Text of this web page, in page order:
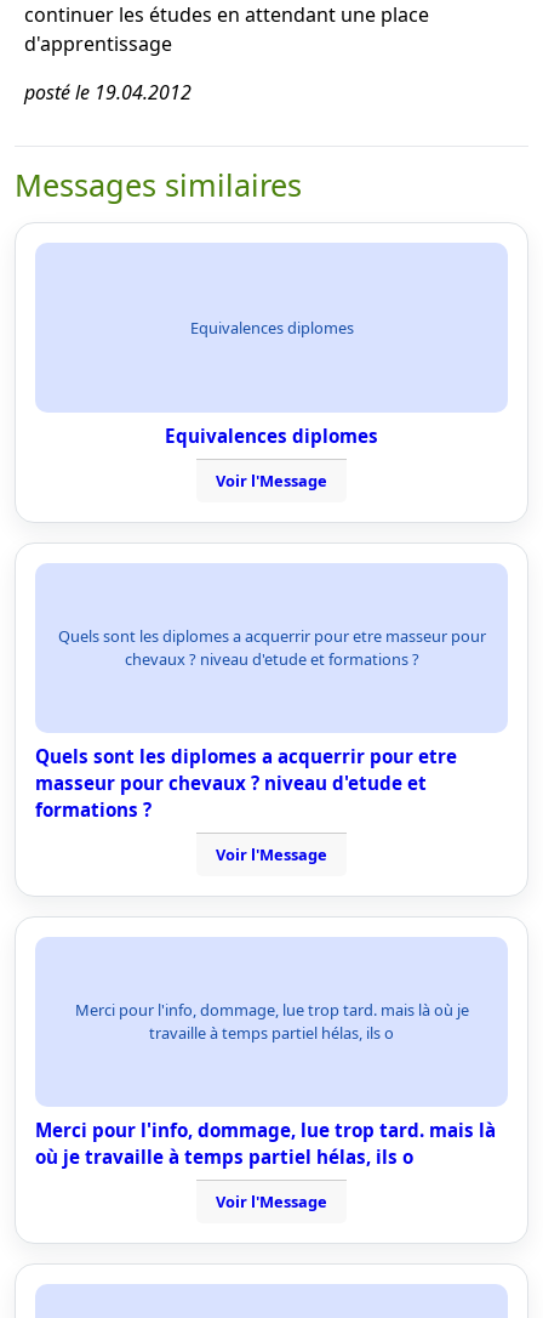
continuer les études en attendant une place
d'apprentissage
posté le 19.04.2012
Messages similaires
Equivalences diplomes
Equivalences diplomes
Voir l'Message
Quels sont les diplomes a acquerrir pour etre masseur pour
chevaux ? niveau d'etude et formations ?
Quels sont les diplomes a acquerrir pour etre
masseur pour chevaux ? niveau d'etude et
formations ?
Voir l'Message
Merci pour l'info, dommage, lue trop tard. mais là où je
travaille à temps partiel hélas, ils o
Merci pour l'info, dommage, lue trop tard. mais là
où je travaille à temps partiel hélas, ils o
Voir l'Message